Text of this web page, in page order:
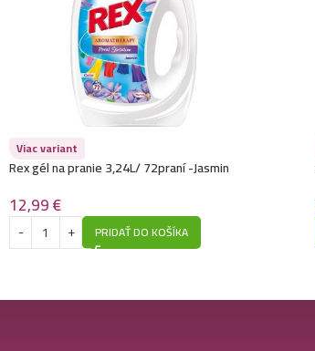
Viac variant
Rex gél na pranie 3,24L/ 72praní -Jasmin
12,99€
PRIDAŤ DO KOŠÍKA